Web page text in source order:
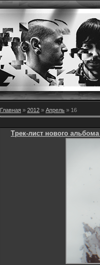
Главная » 2012 » Апрель » 16
Трек-лист нового